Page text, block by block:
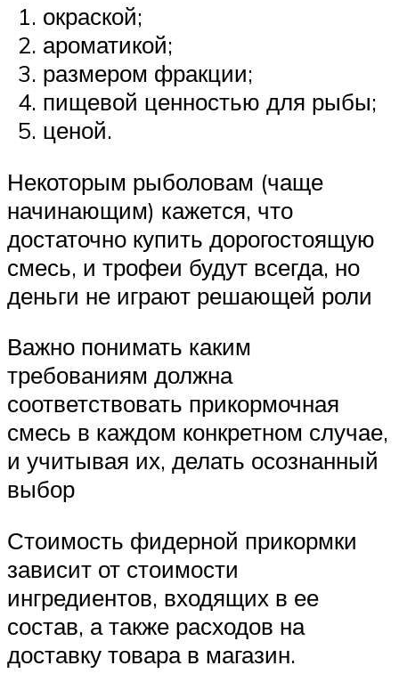
окраской;
ароматикой;
размером фракции;
пищевой ценностью для рыбы;
ценой.
Некоторым рыболовам (чаще
начинающим) кажется, что
достаточно купить дорогостоящую
смесь, и трофеи будут всегда, но
деньги не играют решающей роли
Важно понимать каким
требованиям должна
соответствовать прикормочная
смесь в каждом конкретном случае,
и учитывая их, делать осознанный
выбор
Стоимость фидерной прикормки
зависит от стоимости
ингредиентов, входящих в ее
состав, а также расходов на
доставку товара в магазин.